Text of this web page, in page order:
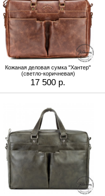
Кожаная деловая сумка "Хантер"
(светло-коричневая)
17 500 р.